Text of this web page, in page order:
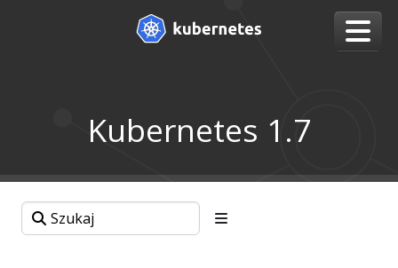
Kubernetes 1.7